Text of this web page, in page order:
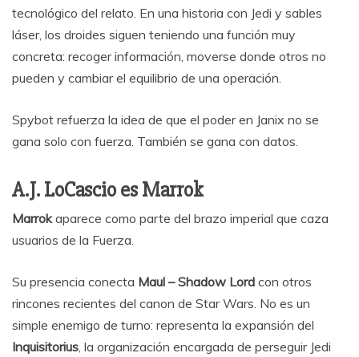
tecnológico del relato. En una historia con Jedi y sables
láser, los droides siguen teniendo una función muy
concreta: recoger información, moverse donde otros no
pueden y cambiar el equilibrio de una operación.
Spybot refuerza la idea de que el poder en Janix no se
gana solo con fuerza. También se gana con datos.
A.J. LoCascio es Marrok
Marrokaparece como parte del brazo imperial que caza
usuarios de la Fuerza.
Su presencia conecta Maul – Shadow Lord con otros
rincones recientes del canon de Star Wars. No es un
simple enemigo de turno: representa la expansión del
Inquisitorius, la organización encargada de perseguir Jedi